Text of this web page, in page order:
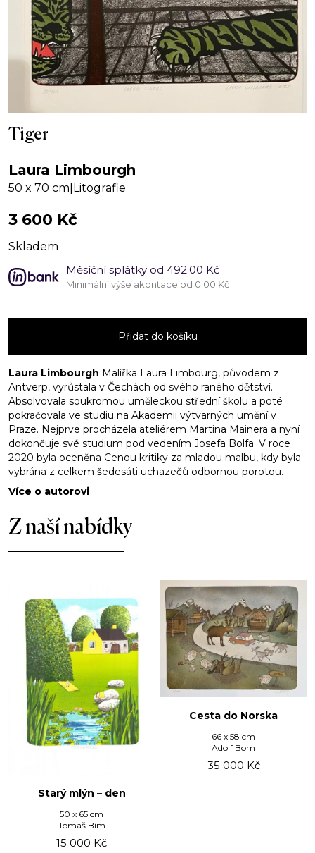
Tiger
Laura Limbourgh
50 x 70 cm Litografie
3 600 Kč
Skladem
Měsíční splátky od 492.00 Kč
Minimální výše akontace od 0.00 Kč
Přidat do košíku
Laura Limbourgh Malířka Laura Limbourg, původem z
Antverp, vyrůstala v Čechách od svého raného dětství.
Absolvovala soukromou uměleckou střední školu a poté
pokračovala ve studiu na Akademii výtvarných umění v
Praze. Nejprve procházela ateliérem Martina Mainera a nyní
dokončuje své studium pod vedením Josefa Bolfa. V roce
2020 byla oceněna Cenou kritiky za mladou malbu, kdy byla
vybrána z celkem šedesáti uchazečů odbornou porotou.
Více o autorovi
Z naší nabídky
Starý mlýn – den
50 x 65 cm
Tomáš Bím
15 000 Kč
Cesta do Norska
66 x 58 cm
Adolf Born
35 000 Kč